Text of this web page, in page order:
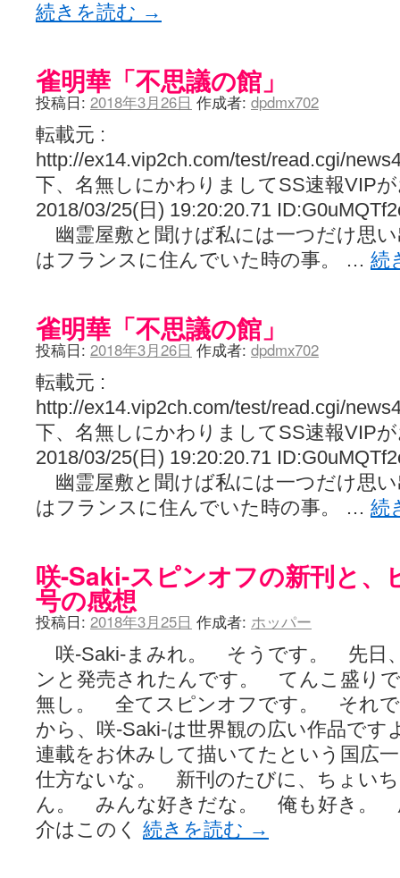
続きを読む →
雀明華「不思議の館」
投稿日: 2018年3月26日 作成者: dpdmx702
転載元 :
http://ex14.vip2ch.com/test/read.cgi/
下、名無しにかわりましてSS速報VIP
2018/03/25(日) 19:20:20.71
幽霊屋敷と聞けば私には一つだけ思
はフランスに住んでいた時の事。 … 続
雀明華「不思議の館」
投稿日: 2018年3月26日 作成者: dpdmx702
転載元 :
http://ex14.vip2ch.com/test/read.cgi/
下、名無しにかわりましてSS速報VIP
2018/03/25(日) 19:20:20.71
幽霊屋敷と聞けば私には一つだけ思
はフランスに住んでいた時の事。 … 続
咲-Saki-スピンオフの新刊と、
号の感想
投稿日: 2018年3月25日 作成者: ホッパー
咲-Saki-まみれ。 そうです。 先日
ンと発売されたんです。 てんこ盛り
無し。 全てスピンオフです。 それで
から、咲-Saki-は世界観の広い作品で
連載をお休みして描いてたという国広
仕方ないな。 新刊のたびに、ちょい
ん。 みんな好きだな。 俺も好き。
介はこのく 続きを読む →